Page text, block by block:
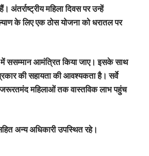
अंतर्राष्ट्रीय महिला दिवस पर उन्हें
के लिए एक ठोस योजना को धरातल पर
ससम्मान आमंत्रित किया जाए। इसके साथ
की सहायता की आवश्यकता है। सर्वे
जरूरतमंद महिलाओं तक वास्तविक लाभ पहुंच
अन्य अधिकारी उपस्थित रहे।